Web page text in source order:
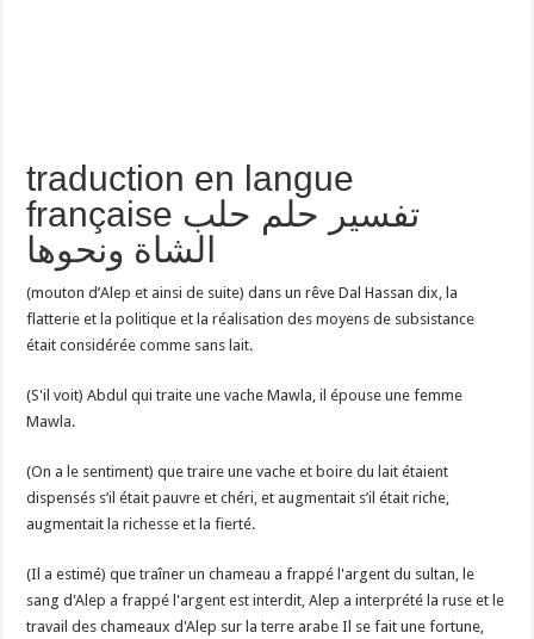
traduction en langue
française تفسير حلم حلب
الشاة ونحوها
(mouton d’Alep et ainsi de suite) dans un rêve Dal Hassan dix, la
flatterie et la politique et la réalisation des moyens de subsistance
était considérée comme sans lait.
(S'il voit) Abdul qui traite une vache Mawla, il épouse une femme
Mawla.
(On a le sentiment) que traire une vache et boire du lait étaient
dispensés s’il était pauvre et chéri, et augmentait s’il était riche,
augmentait la richesse et la fierté.
(Il a estimé) que traîner un chameau a frappé l'argent du sultan, le
sang d'Alep a frappé l'argent est interdit, Alep a interprété la ruse et le
travail des chameaux d'Alep sur la terre arabe Il se fait une fortune,